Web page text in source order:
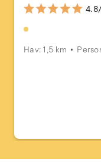
Hav: 1,5 km